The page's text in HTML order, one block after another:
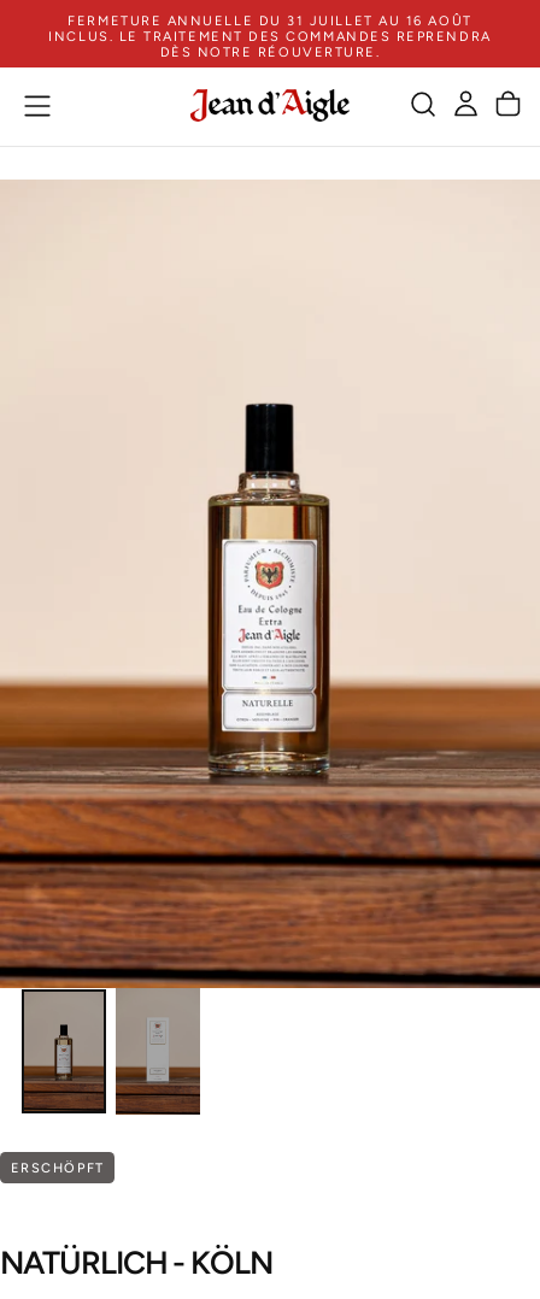
INHALT
FERMETURE ANNUELLE DU 31 JUILLET AU 16 AOÛT
INCLUS. LE TRAITEMENT DES COMMANDES REPRENDRA
DÈS NOTRE RÉOUVERTURE.
ERSCHÖPFT
NATÜRLICH - KÖLN